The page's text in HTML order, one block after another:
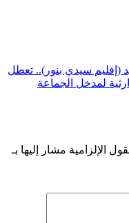
(إقليم سيدي بنور).. تعطل
لمدخل الجماعة
الإلزامية مشار إليها بـ